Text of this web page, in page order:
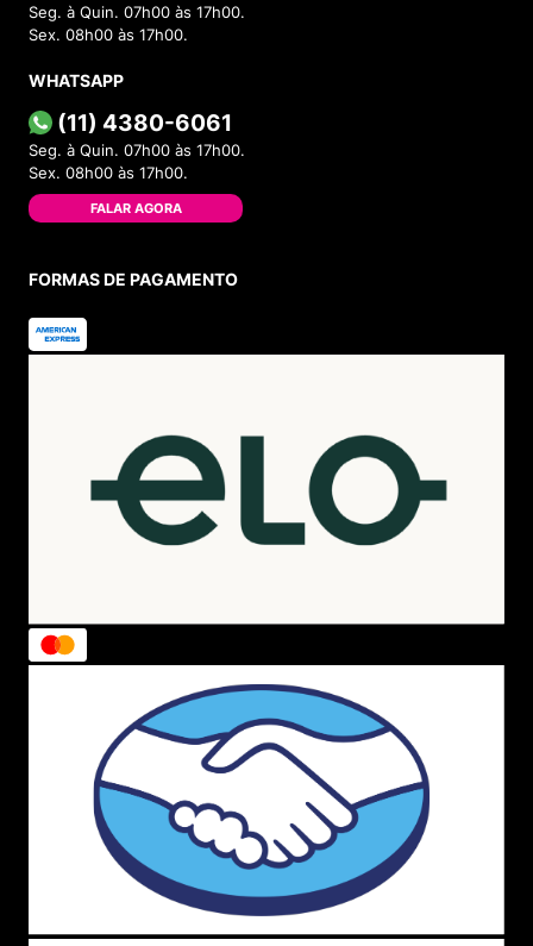
Seg. à Quin. 07h00 às 17h00.
Sex. 08h00 às 17h00.
WHATSAPP
(11) 4380-6061
Seg. à Quin. 07h00 às 17h00.
Sex. 08h00 às 17h00.
FALAR AGORA
FORMAS DE PAGAMENTO